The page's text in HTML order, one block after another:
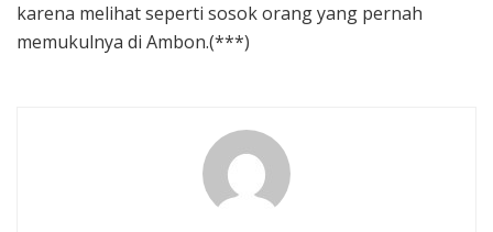
karena melihat seperti sosok orang yang pernah
memukulnya di Ambon.(***)